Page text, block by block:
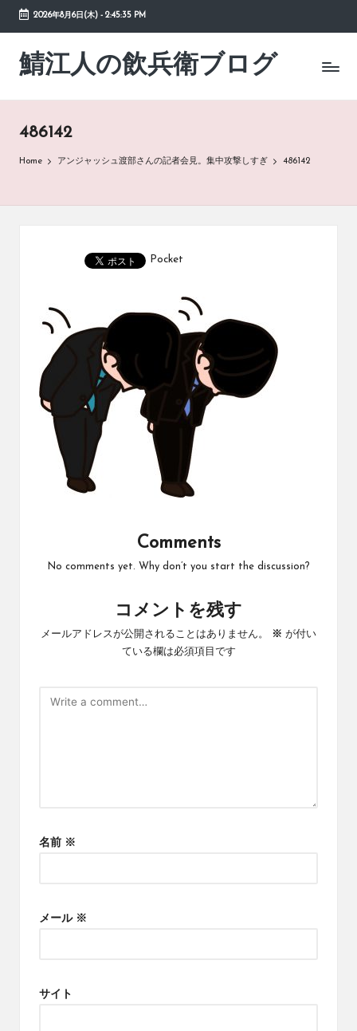
Skip
content
2026年8月6日(木)- 2:45:35 PM
鯖江人の飲兵衛ブログ
日々
の
草
486142
Home アンジャッシュ渡部さんの記者会見。集中攻撃しすぎ 486142
Pocket
Comments
No comments yet. Why don’t you start the discussion?
コメントを残す
メールアドレスが公開されることはありません。 ※ が付い
ている欄は必須項目です
名前 ※
メール ※
サイト